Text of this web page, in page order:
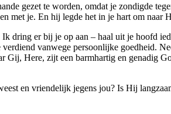
gezet te worden, omdat je zondigde
je. En hij legde het in je hart om naar
er bij je op aan – haal uit je hoofd
vanwege persoonlijke goedheid.
Here, zijt een barmhartig en genadig
en vriendelijk jegens jou? Is Hij